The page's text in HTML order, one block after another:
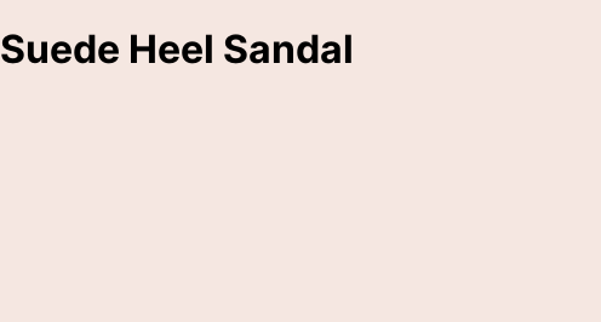
Suede Heel Sandal